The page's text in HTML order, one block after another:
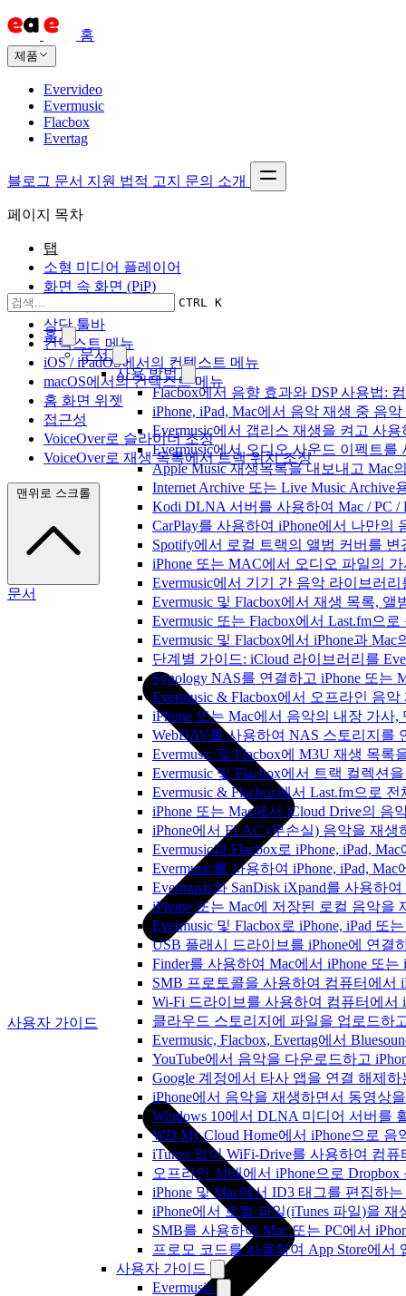
홈
제품
Evervideo
Evermusic
Flacbox
Evertag
블로그 문서 지원 법적 고지 문의 소개
CTRL K
홈
문서
사용 방법
Flacbox에서 음향 효과와 DSP 사용법:
iPhone, iPad, Mac에서 음악 재생 중 음
Evermusic에서 갭리스 재생을 켜고 사
Evermusic에서 오디오 사운드 이펙트
Apple Music 재생목록을 내보내고 Mac
Internet Archive 또는 Live Music
Kodi DLNA 서버를 사용하여 Mac / PC
CarPlay를 사용하여 iPhone에서 나만의
Spotify에서 로컬 트랙의 앨범 커버를
iPhone 또는 MAC에서 오디오 파일의
Evermusic에서 기기 간 음악 라이브러
Evermusic 및 Flacbox에서 재생 목록,
Evermusic 또는 Flacbox에서 Last.fm으
Evermusic 및 Flacbox에서 iPhone과
단계별 가이드: iCloud 라이브러리를
Synology NAS를 연결하고 iPhone 또는
Evermusic & Flacbox에서 오프라인 음
iPhone 또는 Mac에서 음악의 내장 가사
WebDAV를 사용하여 NAS 스토리지를
Evermusic 및 Flacbox에 M3U 재생 목록
Evermusic 및 Flacbox에서 트랙 컬렉션
Evermusic & Flacbox에서 Last.fm으로
iPhone 또는 Mac에서 iCloud Drive의 음
iPhone에서 FLAC (무손실) 음악을 재생
Evermusic과 Flacbox로 iPhone, iPad,
Evermusic를 사용하여 iPhone, iPad,
Evermusic와 SanDisk iXpand를 사용하
iPhone 또는 Mac에 저장된 로컬 음악을
Evermusic 및 Flacbox로 iPhone, iPad
USB 플래시 드라이브를 iPhone에 연
Finder를 사용하여 Mac에서 iPhone 또
SMB 프로토콜을 사용하여 컴퓨터에서
Wi-Fi 드라이브를 사용하여 컴퓨터에서
클라우드 스토리지에 파일을 업로드하
Evermusic, Flacbox, Evertag에서
YouTube에서 음악을 다운로드하고
Google 계정에서 타사 앱을 연결 해제하
iPhone에서 음악을 재생하면서 동영상
Windows 10에서 DLNA 미디어 서버를
WD My Cloud Home에서 iPhone으로
iTunes 없이 WiFi-Drive를 사용하여 컴
오프라인 상태에서 iPhone으로
iPhone 및 Mac에서 ID3 태그를 편집하
iPhone에서 로컬 파일(iTunes 파일)을 재
SMB를 사용하여 Mac 또는 PC에서
프로모 코드를 사용하여 App Store에
사용자 가이드
Evermusic
페이지 목차
탭
소형 미디어 플레이어
화면 속 화면 (PiP)
추가 작업
상단 툴바
컨텍스트 메뉴
iOS / iPadOS에서의 컨텍스트 메뉴
macOS에서의 컨텍스트 메뉴
홈 화면 위젯
접근성
VoiceOver로 슬라이더 조정
VoiceOver로 재생 목록에서 트랙 위치 조정
맨위로 스크롤
문서
사용자 가이드